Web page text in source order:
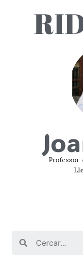
Professor